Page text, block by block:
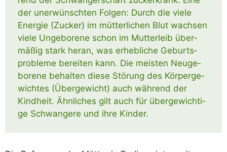
der uner­wünsch­ten Fol­gen: Durch die vie­le
Ener­gie (Zucker) im müt­ter­li­chen Blut wach­sen
vie­le Unge­bo­re­ne schon im Mut­ter­leib über­
mä­ßig stark her­an, was erheb­li­che Geburts­
pro­ble­me berei­ten kann. Die meis­ten Neu­ge­
bo­re­ne behal­ten die­se Stö­rung des Kör­per­ge­
wich­tes (Über­ge­wicht) auch wäh­rend der
Kind­heit. Ähn­li­ches gilt auch für über­ge­wich­ti­
ge Schwan­ge­re und ihre Kinder.